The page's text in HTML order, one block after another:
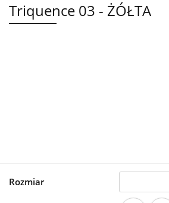
Triquence 03 - ŻÓŁTA
Rozmiar